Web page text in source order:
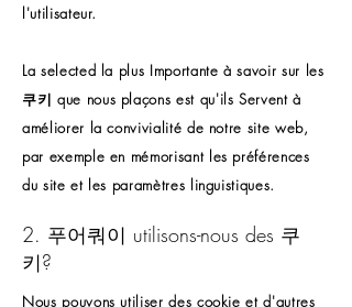
l'utilisateur.
La selected la plus Importante à savoir sur les
쿠키 que nous plaçons est qu'ils Servent à
améliorer la convivialité de notre site web,
par exemple en mémorisant les préférences
du site et les paramètres linguistiques.
2. 푸어쿼이 utilisons-nous des 쿠
키?
Nous pouvons utiliser des cookie et d'autres